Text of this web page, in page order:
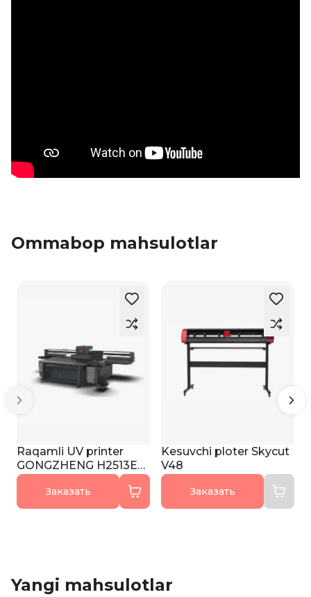
Ommabop mahsulotlar
Raqamli UV printer
GONGZHENG H2513ET
PRO
Заказать
Kesuvchi ploter Skycut
V48
Заказать
Yangi mahsulotlar